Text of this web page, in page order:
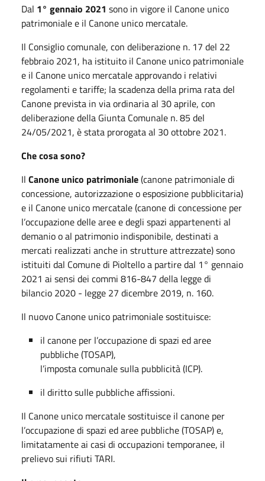
Dal 1° gennaio 2021 sono in vigore il Canone unico
patrimoniale e il Canone unico mercatale.
Il Consiglio comunale, con deliberazione n. 17 del 22
febbraio 2021, ha istituito il Canone unico patrimoniale
e il Canone unico mercatale approvando i relativi
regolamenti e tariffe; la scadenza della prima rata del
Canone prevista in via ordinaria al 30 aprile, con
deliberazione della Giunta Comunale n. 85 del
24/05/2021, è stata prorogata al 30 ottobre 2021.
Che cosa sono?
Il Canone unico patrimoniale(canone patrimoniale di
concessione, autorizzazione o esposizione pubblicitaria)
e il Canone unico mercatale (canone di concessione per
l’occupazione delle aree e degli spazi appartenenti al
demanio o al patrimonio indisponibile, destinati a
mercati realizzati anche in strutture attrezzate) sono
istituiti dal Comune di Pioltello a partire dal 1° gennaio
2021 ai sensi dei commi 816-847 della legge di
bilancio 2020 - legge 27 dicembre 2019, n. 160.
Il nuovo Canone unico patrimoniale sostituisce:
il canone per l’occupazione di spazi ed aree
pubbliche (TOSAP),
l’imposta comunale sulla pubblicità (ICP).
il diritto sulle pubbliche affissioni.
Il Canone unico mercatale sostituisce il canone per
l’occupazione di spazi ed aree pubbliche (TOSAP) e,
limitatamente ai casi di occupazioni temporanee, il
prelievo sui rifiuti TARI.